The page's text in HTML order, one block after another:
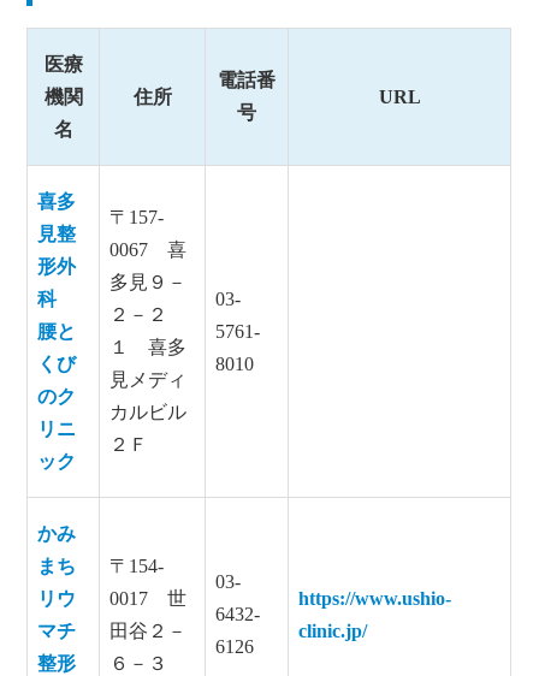
医療
機関
名
住所
電話番
号
URL
喜多
見整
形外
科
腰と
くび
のク
リニ
ック
〒157-
0067 喜
多見９－
２－２
１ 喜多
見メディ
カルビル
２Ｆ
03-
5761-
8010
かみ
まち
リウ
マチ
整形
〒154-
0017 世
田谷２－
６－３
03-
6432-
6126
https://www.ushio-
clinic.jp/